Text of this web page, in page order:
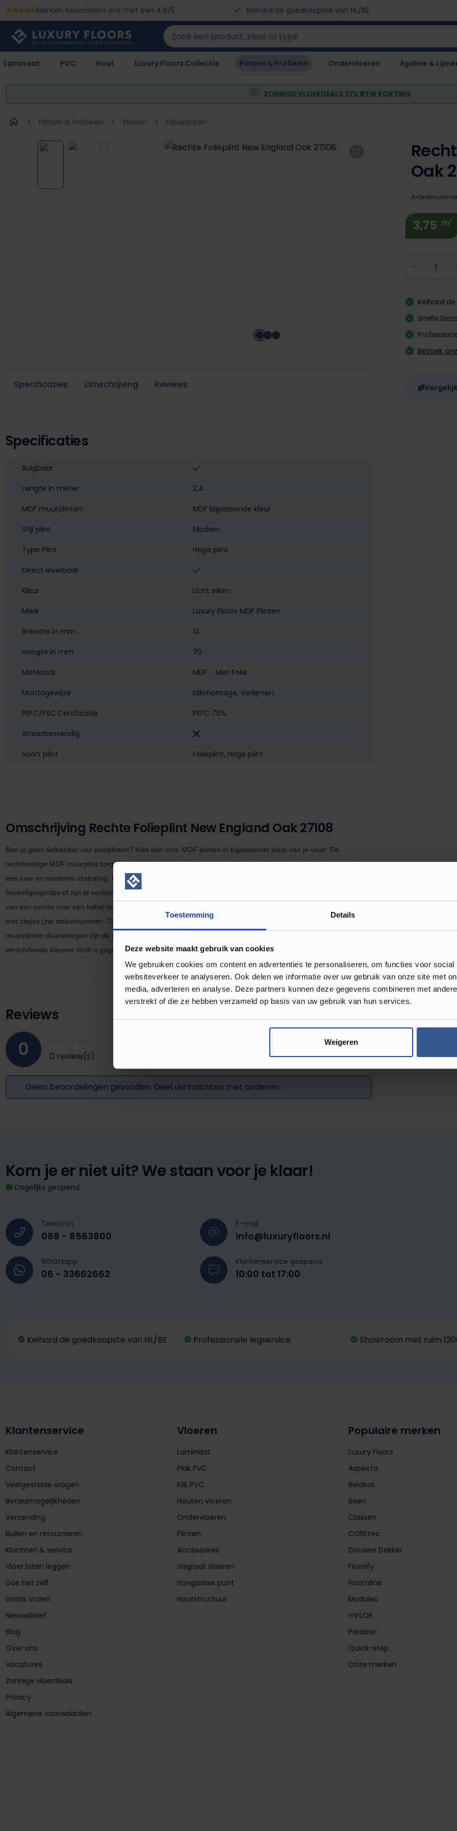
Toestemming Details
Deze website maakt gebruik van cookies
We gebruiken cookies om content en advertenties te personaliseren, om functies voor
websiteverkeer te analyseren. Ook delen we informatie over uw gebruik van onze site met
media, adverteren en analyse. Deze partners kunnen deze gegevens combineren met
verstrekt of die ze hebben verzameld op basis van uw gebruik van hun services.
Weigeren
naar de hoofdinhoud
Ga naar de zoekopdracht
Ga naar de hoofdnavigatie
Klanten beoordelen ons met een 4.8/5 Keihard de goedkoopste van NL/BE
Laminaat PVC Hout Luxury Floors Collectie Plinten & Profielen Ondervloeren Egaline &
ZONNIGE VLOERDEALS 21% BTW KORTING
Plinten & Profielen Plinten Folieplinten
Afbeeldingengalerij overslaan
Specificaties Omschrijving Reviews
Specificaties
Buigbaar
Lengte in meter
2,4
MDF muurplinten
MDF bijpassende kleur
Stijl plint
Modern
Type Plint
Hoge plint
Direct leverbaar
Kleur
Licht eiken
Merk
Luxury Floors MDF Plinten
Breedte in mm
14
Hoogte in mm
70
Materiaal
MDF - Met Folie
Montagewijze
Klikmontage, Verlijmen
PEFC/FSC Certificatie
PEFC 70%
Waterbestendig‎
Soort plint
Folieplint, Hoge plint
Omschrijving Rechte Folieplint New England Oak 27108
Ben je geen liefhebber van plakplinten? Kies dan voor MDF plinten in bijpassende kleur van je vloer. De
rechthoekige MDF muurplint zorgt voor een ultra moderne afwerking. Hierdoor krijgt iedere ruimte in uw woning
een luxe en moderne uitstraling. De
hoge plinten MDF muurplinten
bevestigingsclips of zijn te verlijmen met een plinten en profielen kit.
van een ruimte voor een kabel mits je de plint verlijmd met een
met clipjes (zie artikelnummer: 7275) vervalt de ruimte om kabels
muurplinten daarentegen zijn de perfecte keuze om uw laminaatvloer mooi af te werken. M
verschillende kleuren vindt u gegarandeerd de kleur die bij uw vloer past.
Reviews
0 0 review(s)
Review achterlaten
Geen beoordelingen gevonden. Deel uw inzichten met anderen.
Oak
3,75 m¹
Keihard
Snelle
Bezoek
Kom je er niet uit?We staan voor je klaar!
Dagelijks geopend
Telefoon
088 - 8563800
E-mail
info@luxuryfloors.nl
Whatsapp
06 - 33662662
Klantenservice geopend
10:00 tot 17:00
Keihard de goedkoopste van NL/BE Professionele legservice Showroom met ruim
Klantenservice
Klantenservice
Contact
Veelgestelde vragen
Betaalmogelijkheden
Verzending
Ruilen en retourneren
Klachten & service
Vloer laten leggen
Doe het zelf
Gratis stalen
Nieuwsbrief
Blog
Over ons
Vacatures
Zonnige vloerdeals
Privacy
Algemene voorwaarden
Vloeren
Laminaat
Plak PVC
Klik PVC
Houten vloeren
Ondervloeren
Plinten
Accessoires
Visgraat vloeren
Hongaarse punt
Houtstructuur
Populaire merken
Luxury Floors
Aspecta
Belakos
Boen
Classen
COREtec
Douwes Dekker
Floorify
Hoomline
Moduleo
mFLOR
Parador
Quick-step
Onze merken